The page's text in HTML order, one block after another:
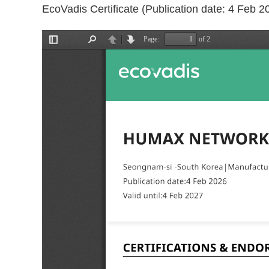
EcoVadis Certificate (Publication date: 4 Feb